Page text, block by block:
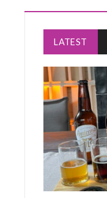
LATEST